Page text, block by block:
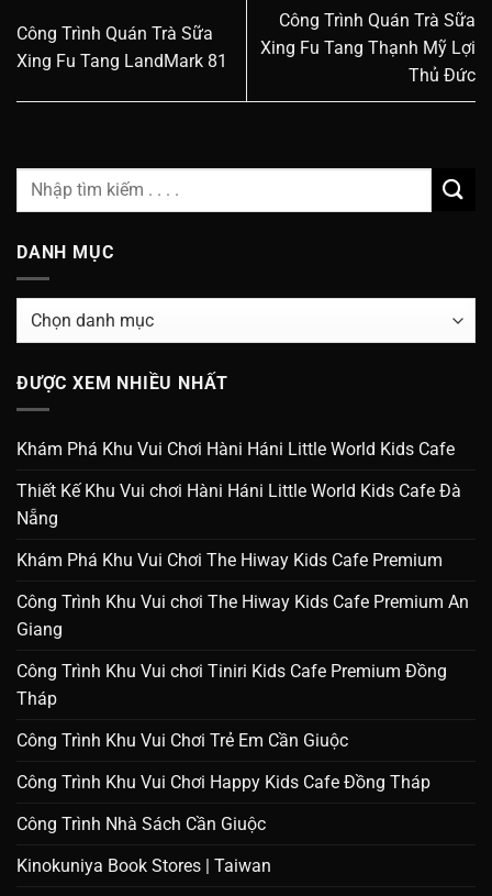
Công Trình Quán Trà Sữa
Xing Fu Tang LandMark 81
Công Trình Quán Trà Sữa
Xing Fu Tang Thạnh Mỹ Lợi
Thủ Đức
DANH MỤC
Danh
ĐƯỢC XEM NHIỀU NHẤT
Khám Phá Khu Vui Chơi Hàni Háni Little World Kids Cafe
Thiết Kế Khu Vui chơi Hàni Háni Little World Kids Cafe Đà
Nẵng
Khám Phá Khu Vui Chơi The Hiway Kids Cafe Premium
Công Trình Khu Vui chơi The Hiway Kids Cafe Premium An
Giang
Công Trình Khu Vui chơi Tiniri Kids Cafe Premium Đồng
Tháp
Công Trình Khu Vui Chơi Trẻ Em Cần Giuộc
Công Trình Khu Vui Chơi Happy Kids Cafe Đồng Tháp
Công Trình Nhà Sách Cần Giuộc
Kinokuniya Book Stores | Taiwan